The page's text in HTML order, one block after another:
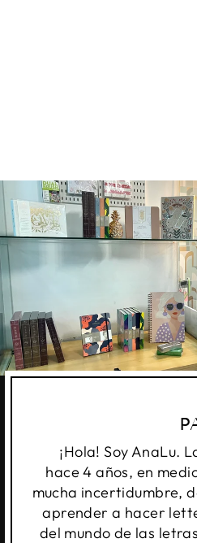
¡Hola! Soy AnaLu.
hace 4 años, en
mucha incertidumbre,
aprender a hacer
del mundo de las